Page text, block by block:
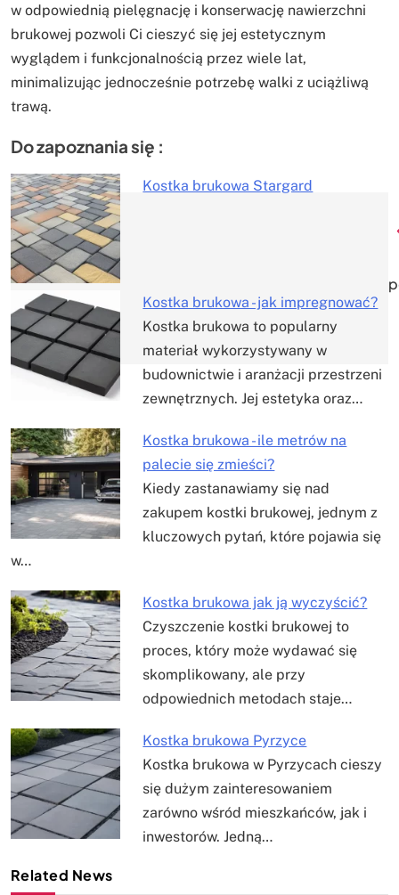
w odpowiednią pielęgnację i konserwację nawierzchni
brukowej pozwoli Ci cieszyć się jej estetycznym
wyglądem i funkcjonalnością przez wiele lat,
minimalizując jednocześnie potrzebę walki z uciążliwą
trawą.
Do zapoznania się :
Kostka brukowa Stargard
Kostka brukowa - jak impregnować?
Kostka brukowa to popularny
materiał wykorzystywany w
budownictwie i aranżacji przestrzeni
zewnętrznych. Jej estetyka oraz…
Kostka brukowa - ile metrów na
palecie się zmieści?
Kiedy zastanawiamy się nad
zakupem kostki brukowej, jednym z
kluczowych pytań, które pojawia się
w…
Kostka brukowa jak ją wyczyścić?
Czyszczenie kostki brukowej to
proces, który może wydawać się
skomplikowany, ale przy
odpowiednich metodach staje…
Kostka brukowa Pyrzyce
Kostka brukowa w Pyrzycach cieszy
się dużym zainteresowaniem
zarówno wśród mieszkańców, jak i
inwestorów. Jedną…
Nawigacja
wpisu
Related News